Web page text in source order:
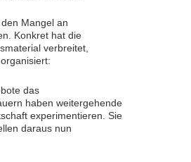
Mangel an
Konkret hat die
verbreitet,
das
haben weitergehende
experimentieren. Sie
daraus nun